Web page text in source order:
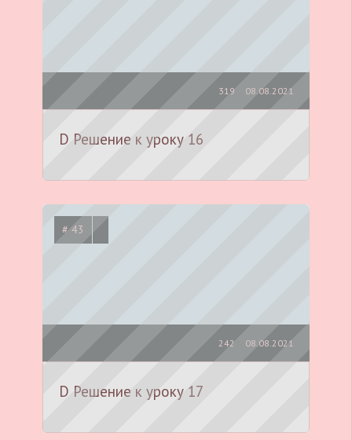
08.08.2021
319
D Решение к уроку 16
# 43
08.08.2021
242
D Решение к уроку 17